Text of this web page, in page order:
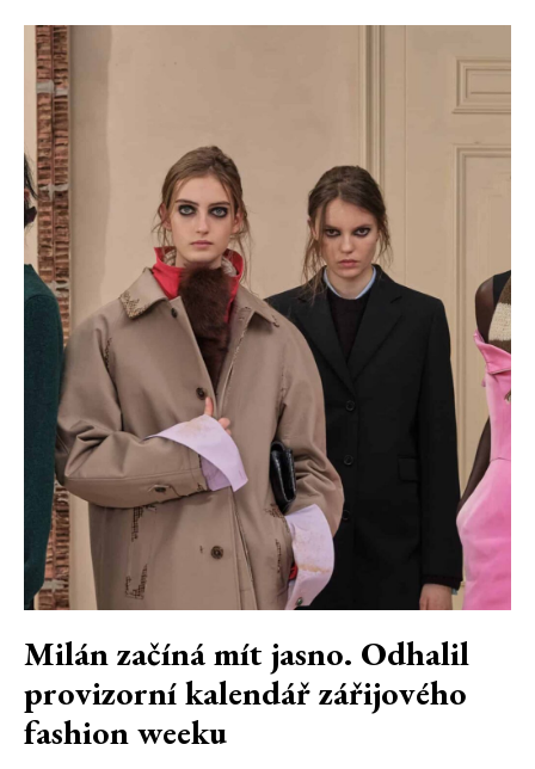
Milán začíná mít jasno. Odhalil
provizorní kalendář zářijového
fashion weeku